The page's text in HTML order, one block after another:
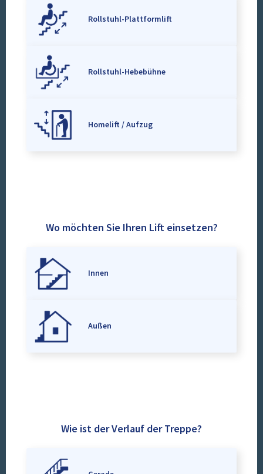
Rollstuhl-Plattformlift
Rollstuhl-Hebebühne
Homelift / Aufzug
Wo möchten Sie Ihren Lift einsetzen?
Innen
Außen
Wie ist der Verlauf der Treppe?